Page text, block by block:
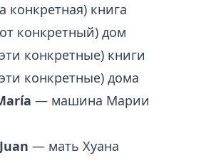
конкретная) книга
конкретный) дом
конкретные) книги
конкретные) дома
— машина Марии
— мать Хуана